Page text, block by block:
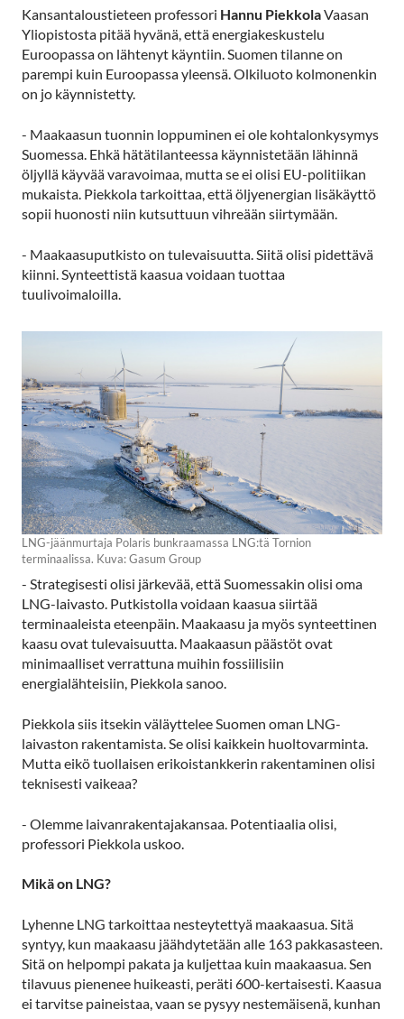
Kansantaloustieteen professori Hannu PiekkolaVaasan
Yliopistosta pitää hyvänä, että energiakeskustelu
Euroopassa on lähtenyt käyntiin. Suomen tilanne on
parempi kuin Euroopassa yleensä. Olkiluoto kolmonenkin
on jo käynnistetty.
- Maakaasun tuonnin loppuminen ei ole kohtalonkysymys
Suomessa. Ehkä hätätilanteessa käynnistetään lähinnä
öljyllä käyvää varavoimaa, mutta se ei olisi EU-politiikan
mukaista. Piekkola tarkoittaa, että öljyenergian lisäkäyttö
sopii huonosti niin kutsuttuun vihreään siirtymään.
- Maakaasuputkisto on tulevaisuutta. Siitä olisi pidettävä
kiinni. Synteettistä kaasua voidaan tuottaa
tuulivoimaloilla.
LNG-jäänmurtaja Polaris bunkraamassa LNG:tä Tornion
terminaalissa. Kuva: Gasum Group
- Strategisesti olisi järkevää, että Suomessakin olisi oma
LNG-laivasto. Putkistolla voidaan kaasua siirtää
terminaaleista eteenpäin. Maakaasu ja myös synteettinen
kaasu ovat tulevaisuutta. Maakaasun päästöt ovat
minimaalliset verrattuna muihin fossiilisiin
energialähteisiin, Piekkola sanoo.
Piekkola siis itsekin väläyttelee Suomen oman LNG-
laivaston rakentamista. Se olisi kaikkein huoltovarminta.
Mutta eikö tuollaisen erikoistankkerin rakentaminen olisi
teknisesti vaikeaa?
- Olemme laivanrakentajakansaa. Potentiaalia olisi,
professori Piekkola uskoo.
Mikä on LNG?
Lyhenne LNG tarkoittaa nesteytettyä maakaasua. Sitä
syntyy, kun maakaasu jäähdytetään alle 163 pakkasasteen.
Sitä on helpompi pakata ja kuljettaa kuin maakaasua. Sen
tilavuus pienenee huikeasti, peräti 600-kertaisesti. Kaasua
ei tarvitse paineistaa, vaan se pysyy nestemäisenä, kunhan